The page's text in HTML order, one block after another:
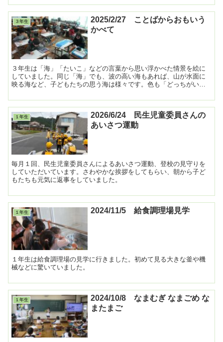
３年生
2025/2/27 ことばからおもいう
かべて
３年生は「海」「たいこ」などの言葉から思い浮かべた情景を絵に
していました。同じ「海」でも、波の高い海もあれば、山が水面に
映る海など、子どもたちの思う海は様々です。色も「どっちがいい
１年生
2026/6/24 民生児童委員さんの
あいさつ運動
毎月１回、民生児童委員さんによるあいさつ運動、登校の見守りを
していただいています。さわやかな挨拶をしてもらい、朝から子ど
もたちも元気に返事をしていました。
１年生 2024/11/5 給食調理場見学
１年生は給食調理場の見学に行きました。初めて見る大きな釜や機
械などに驚いていました。
１年生
2024/10/8 なまむぎ なまごめ な
またまご